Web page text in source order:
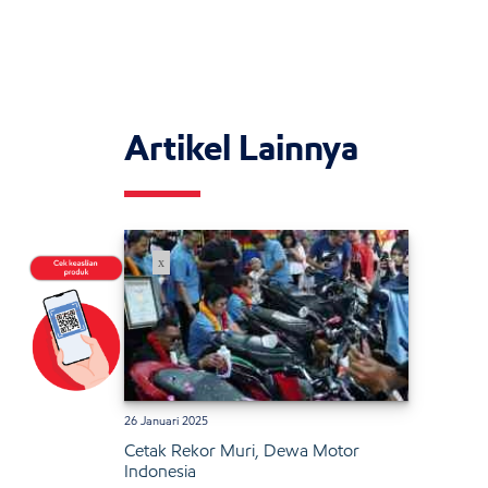
Artikel Lainnya
26 Januari 2025
Cetak Rekor Muri, Dewa Motor
Indonesia
x